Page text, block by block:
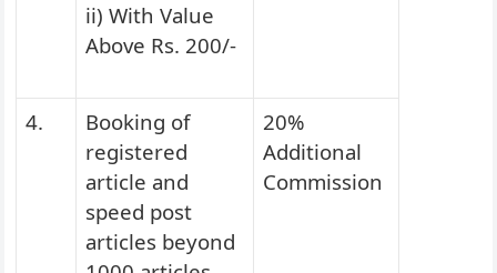
ii) With Value
Above Rs. 200/-
4.
Booking of
registered
article and
speed post
articles beyond
20%
Additional
Commission